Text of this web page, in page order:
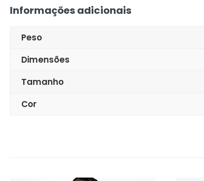
Informações adicionais
Peso
Dimensões
Tamanho
Cor